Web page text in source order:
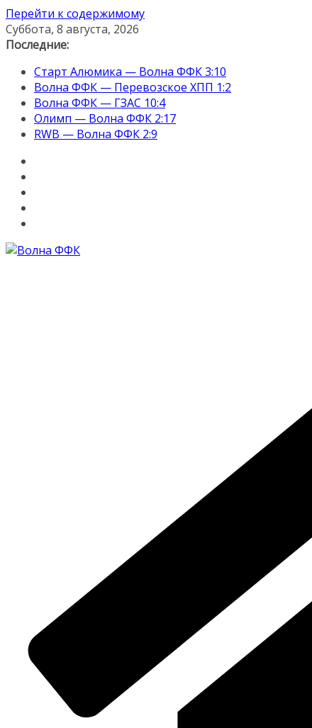
Перейти к содержимому
Суббота, 8 августа, 2026
Последние:
Старт Алюмика — Волна ФФК 3:10
Волна ФФК — Перевозское ХПП 1:2
Волна ФФК — ГЗАС 10:4
Олимп — Волна ФФК 2:17
RWB — Волна ФФК 2:9